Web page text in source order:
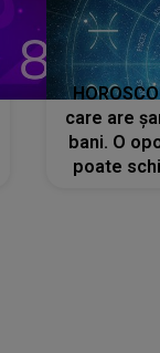
care are
bani. O
poate